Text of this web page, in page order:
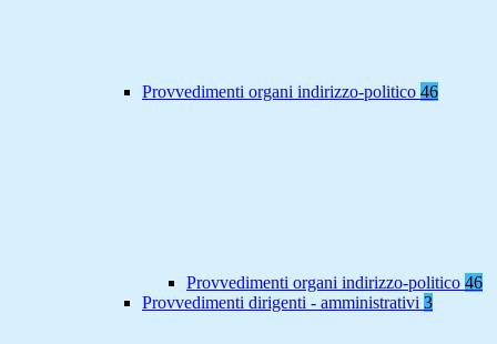
Provvedimenti organi indirizzo-politico 46
Provvedimenti organi indirizzo-politico 46
Provvedimenti dirigenti - amministrativi 3